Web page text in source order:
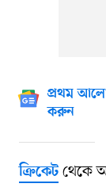
প্রথম
করুন
ক্রিকেটথেকে